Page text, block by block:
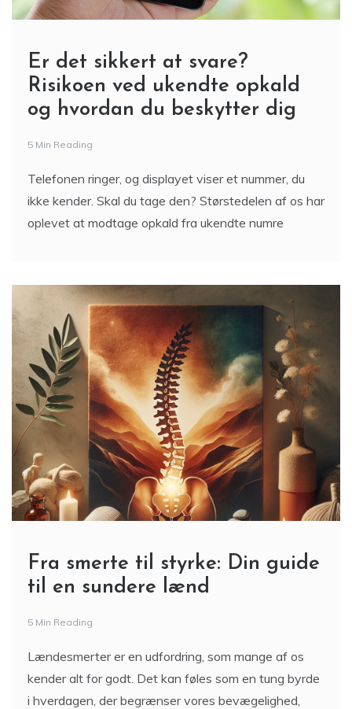
Er det sikkert at svare?
Risikoen ved ukendte opkald
og hvordan du beskytter dig
5 Min Reading
Telefonen ringer, og displayet viser et nummer, du
ikke kender. Skal du tage den? Størstedelen af os har
oplevet at modtage opkald fra ukendte numre
Fra smerte til styrke: Din guide
til en sundere lænd
5 Min Reading
Lændesmerter er en udfordring, som mange af os
kender alt for godt. Det kan føles som en tung byrde
i hverdagen, der begrænser vores bevægelighed,